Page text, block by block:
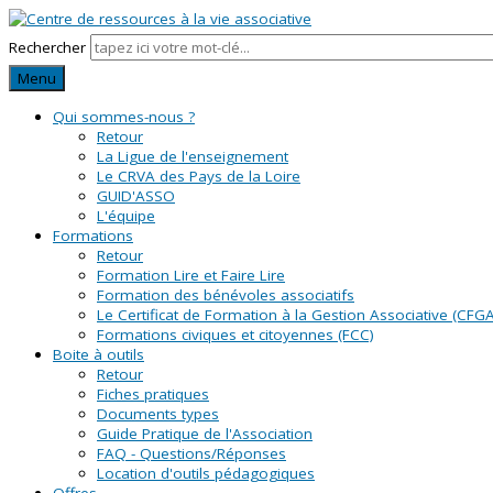
Rechercher
Menu
Qui sommes-nous ?
Retour
La Ligue de l'enseignement
Le CRVA des Pays de la Loire
GUID'ASSO
L'équipe
Formations
Retour
Formation Lire et Faire Lire
Formation des bénévoles associatifs
Le Certificat de Formation à la Gestion Associative
Formations civiques et citoyennes (FCC)
Boite à outils
Retour
Fiches pratiques
Documents types
Guide Pratique de l'Association
FAQ - Questions/Réponses
Location d'outils pédagogiques